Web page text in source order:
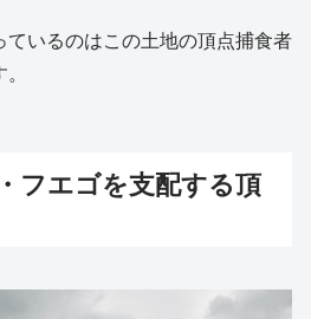
いるのはこの土地の頂点捕食者
フエゴを支配する頂